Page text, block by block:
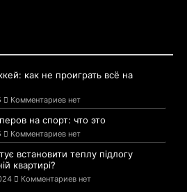
как не проиграть всё на
Комментариев нет
на спорт: что это
Комментариев нет
встановити теплу підлогу
квартирі?
Комментариев нет